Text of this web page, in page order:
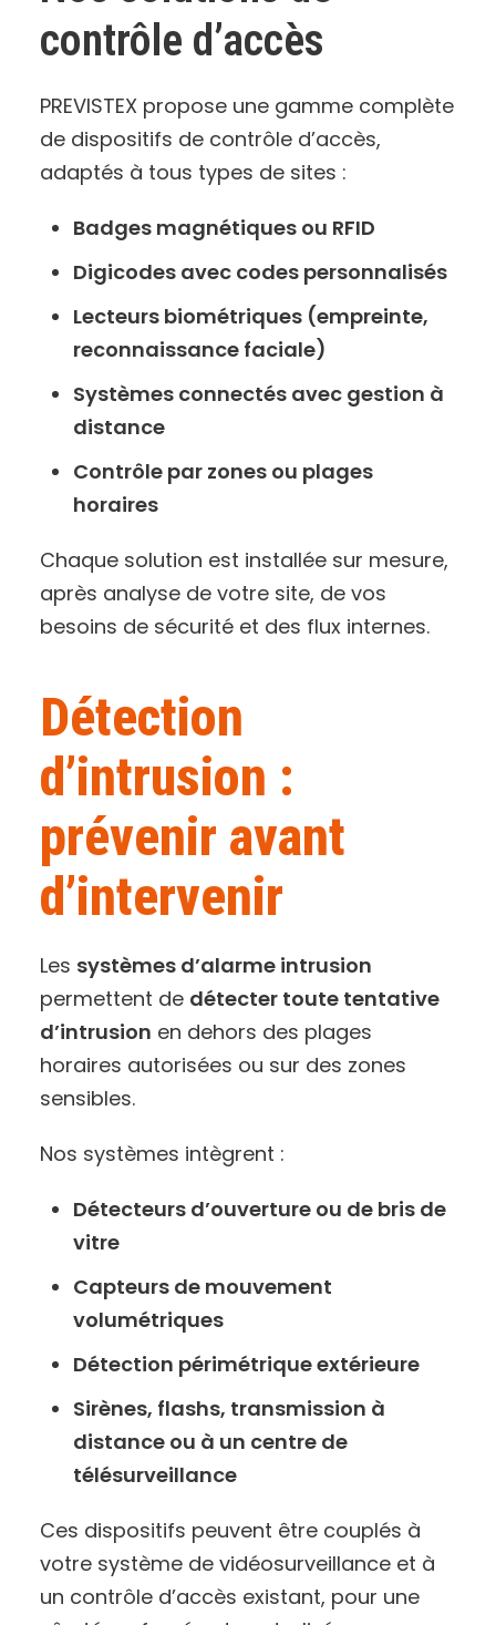
contrôle d’accès
PREVISTEX propose une gamme complète
de dispositifs de contrôle d’accès,
adaptés à tous types de sites :
Badges magnétiques ou RFID
Digicodes avec codes personnalisés
Lecteurs biométriques (empreinte,
reconnaissance faciale)
Systèmes connectés avec gestion à
distance
Contrôle par zones ou plages
horaires
Chaque solution est installée sur mesure,
après analyse de votre site, de vos
besoins de sécurité et des flux internes.
Détection
d’intrusion :
prévenir avant
d’intervenir
Les systèmes d’alarme intrusion
permettent de détecter toute tentative
d’intrusion en dehors des plages
horaires autorisées ou sur des zones
sensibles.
Nos systèmes intègrent :
Détecteurs d’ouverture ou de bris de
vitre
Capteurs de mouvement
volumétriques
Détection périmétrique extérieure
Sirènes, flashs, transmission à
distance ou à un centre de
télésurveillance
Ces dispositifs peuvent être couplés à
votre système de vidéosurveillance et à
un contrôle d’accès existant, pour une